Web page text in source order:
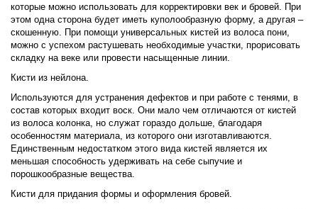
которые можно использовать для корректировки век и бровей. При
этом одна сторона будет иметь куполообразную форму, а другая –
скошенную. При помощи универсальных кистей из волоса пони,
можно с успехом растушевать необходимые участки, прорисовать
складку на веке или провести насыщенные линии.
Кисти из нейлона.
Используются для устранения дефектов и при работе с тенями, в
состав которых входит воск. Они мало чем отличаются от кистей
из волоса колонка, но служат гораздо дольше, благодаря
особенностям материала, из которого они изготавливаются.
Единственным недостатком этого вида кистей является их
меньшая способность удерживать на себе сыпучие и
порошкообразные вещества.
Кисти для придания формы и оформления бровей.